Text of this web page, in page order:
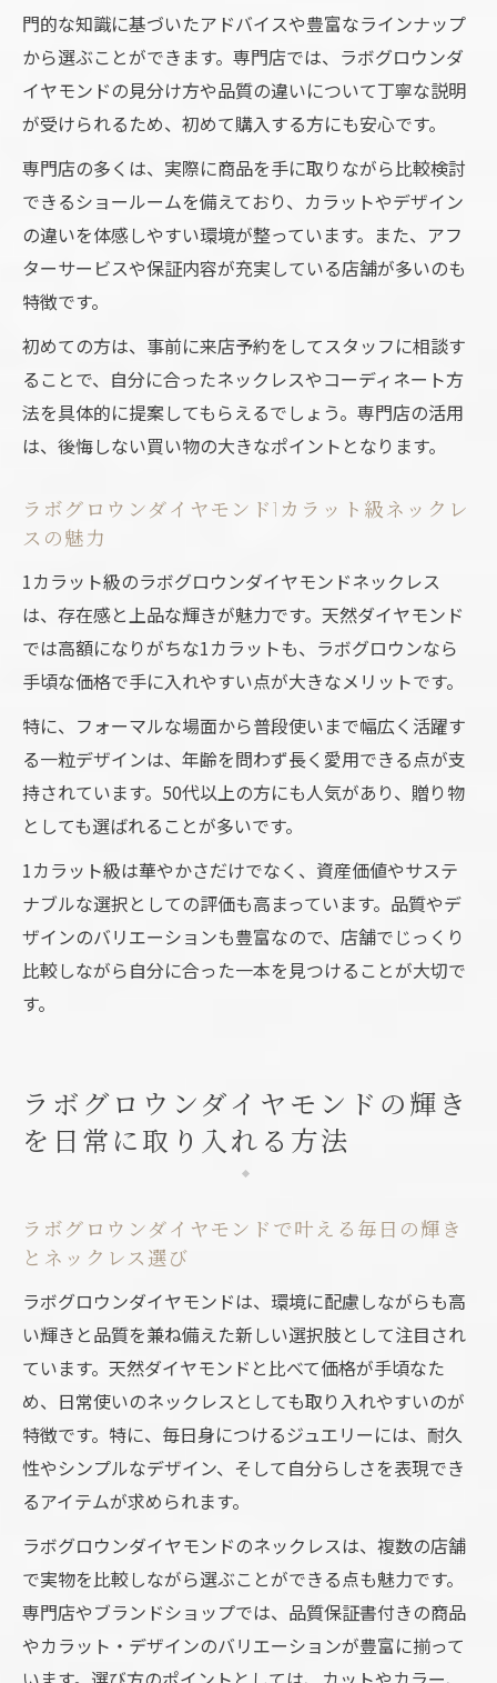
ラボグロウンダイヤモンドなら年齢を問わ
ず長く愛用できる
シンプルデザインのラボグロウンダイヤモ
ンドネックレス活用術
門的な知識に基づいたアドバイスや豊富なラインナップ
から選ぶことができます。専門店では、ラボグロウンダ
イヤモンドの見分け方や品質の違いについて丁寧な説明
が受けられるため、初めて購入する方にも安心です。
専門店の多くは、実際に商品を手に取りながら比較検討
できるショールームを備えており、カラットやデザイン
の違いを体感しやすい環境が整っています。また、アフ
ターサービスや保証内容が充実している店舗が多いのも
特徴です。
初めての方は、事前に来店予約をしてスタッフに相談す
ることで、自分に合ったネックレスやコーディネート方
法を具体的に提案してもらえるでしょう。専門店の活用
は、後悔しない買い物の大きなポイントとなります。
ラボグロウンダイヤモンド1カラット級ネックレ
スの魅力
1カラット級のラボグロウンダイヤモンドネックレス
は、存在感と上品な輝きが魅力です。天然ダイヤモンド
では高額になりがちな1カラットも、ラボグロウンなら
手頃な価格で手に入れやすい点が大きなメリットです。
特に、フォーマルな場面から普段使いまで幅広く活躍す
る一粒デザインは、年齢を問わず長く愛用できる点が支
持されています。50代以上の方にも人気があり、贈り物
としても選ばれることが多いです。
1カラット級は華やかさだけでなく、資産価値やサステ
ナブルな選択としての評価も高まっています。品質やデ
ザインのバリエーションも豊富なので、店舗でじっくり
比較しながら自分に合った一本を見つけることが大切で
す。
ラボグロウンダイヤモンドの輝き
を日常に取り入れる方法
ラボグロウンダイヤモンドで叶える毎日の輝き
とネックレス選び
ラボグロウンダイヤモンドは、環境に配慮しながらも高
い輝きと品質を兼ね備えた新しい選択肢として注目され
ています。天然ダイヤモンドと比べて価格が手頃なた
め、日常使いのネックレスとしても取り入れやすいのが
特徴です。特に、毎日身につけるジュエリーには、耐久
性やシンプルなデザイン、そして自分らしさを表現でき
るアイテムが求められます。
ラボグロウンダイヤモンドのネックレスは、複数の店舗
で実物を比較しながら選ぶことができる点も魅力です。
専門店やブランドショップでは、品質保証書付きの商品
やカラット・デザインのバリエーションが豊富に揃って